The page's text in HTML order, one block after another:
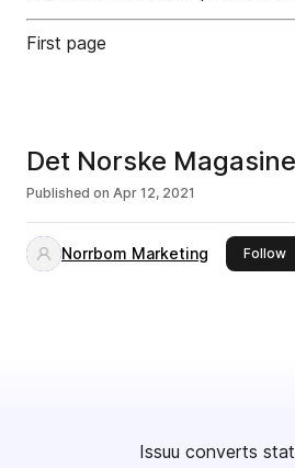
First page
Det Norske
Published on Apr 12, 2021
Norrbom Marketing Follow
Issuu converts